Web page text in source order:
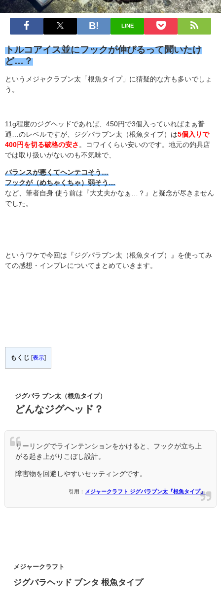
LINE
トルコアイス並にフックが伸びるって聞いたけ
ど…？
というメジャクラブン太「根魚タイプ」に猜疑的な方も多いでしょ
う。
11g程度のジグヘッドであれば、450円で3個入っていればまぁ普
通…のレベルですが、ジグパラブン太（根魚タイプ）は5個入りで
400円を切る破格の安さ
。コワイくらい安いのです。地元の釣具店
では取り扱いがないのも不気味で、
バランスが悪くてヘンテコそう…
フックが（めちゃくちゃ）弱そう…
など、筆者自身 使う前は『大丈夫かなぁ…？』と疑念が尽きません
でした。
というワケで今回は『ジグパラブン太（根魚タイプ）』を使ってみ
ての感想・インプレについてまとめていきます。
もくじ [表示]
ジグパラ ブン太（根魚タイプ）
どんなジグヘッド？
リーリングでラインテンションをかけると、フックが立ち上
がる起き上がりこぼし設計。
障害物を回避しやすいセッティングです。
引用： メジャークラフト ジグパラブン太『根魚タイプ』
メジャークラフト
ジグパラヘッド ブンタ 根魚タイプ